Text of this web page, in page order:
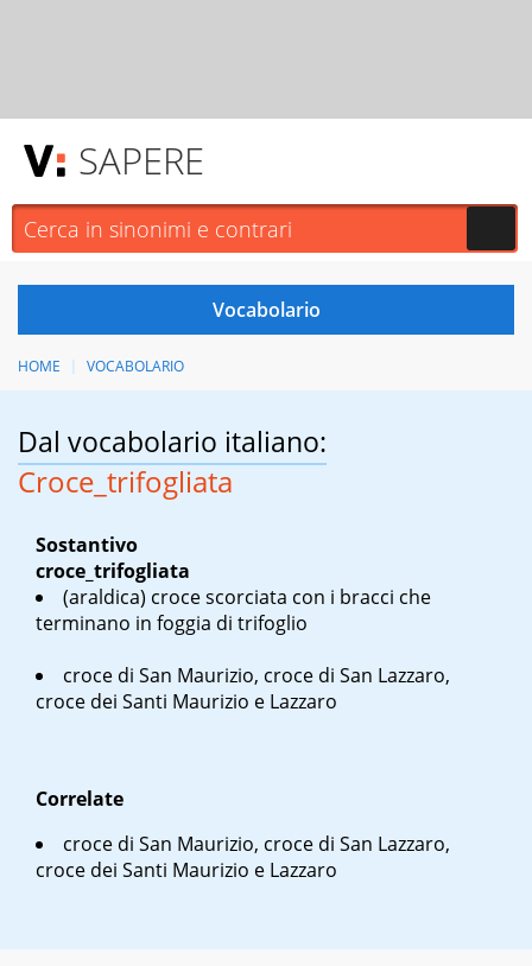
SAPERE
HOME VOCABOLARIO
Dal vocabolario italiano:
Croce_trifogliata
Sostantivo
croce_trifogliata
(araldica) croce scorciata con i bracci che
terminano in foggia di trifoglio
croce di San Maurizio, croce di San Lazzaro,
croce dei Santi Maurizio e Lazzaro
Correlate
croce di San Maurizio, croce di San Lazzaro,
croce dei Santi Maurizio e Lazzaro